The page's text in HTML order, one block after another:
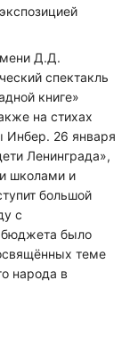
Д.Д.
спектакль
книге»
на стихах
Инбер. 26 января
Ленинграда»,
школами и
большой
с
бюджета было
теме
народа в